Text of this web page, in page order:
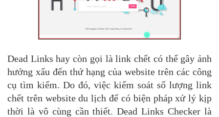
Dead Links hay còn gọi là link chết có thể gây ảnh
hưởng xấu đến thứ hạng của website trên các công
cụ tìm kiếm. Do đó, việc kiểm soát số lượng link
chết trên website du lịch để có biện pháp xử lý kịp
thời là vô cùng cần thiết. Dead Links Checker là